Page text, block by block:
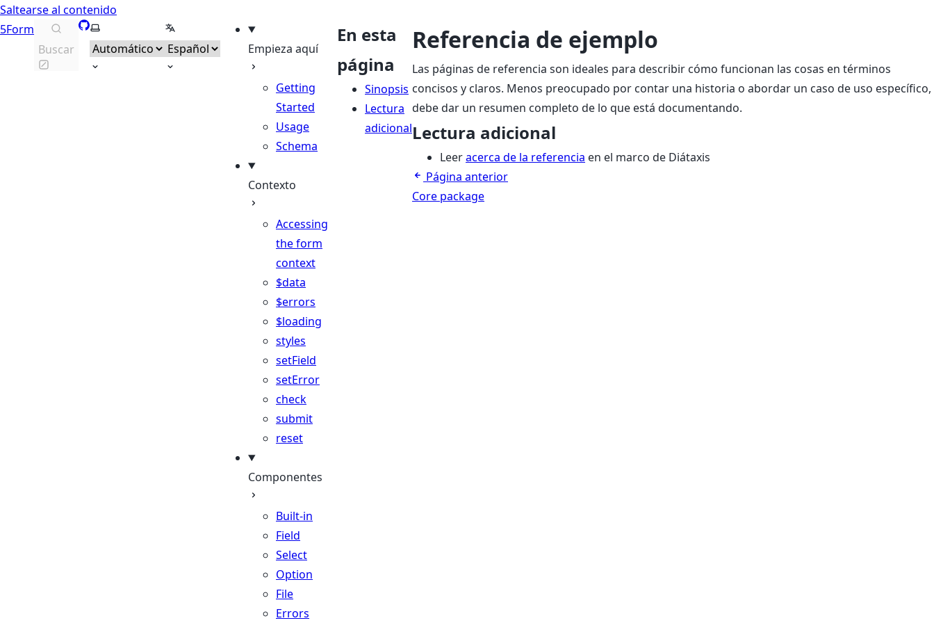
Saltearse al contenido
5Form
Buscar
GitHub
Seleccionar temaSeleccionar idioma
Empieza aquí
Getting
Started
Usage
Schema
Contexto
Accessing
the form
context
$data
$errors
$loading
styles
setField
setError
check
submit
reset
Componentes
Built-in
Field
Select
Option
File
Errors
En esta
página
Sinopsis
Lectura
adicional
Referencia de ejemplo
Las páginas de referencia son ideales para describir cómo funcionan las cosas en términos
concisos y claros. Menos preocupado por contar una historia o abordar un caso de uso específico,
debe dar un resumen completo de lo que está documentando.
Lectura adicional
Leeracerca de la referencia en el marco de Diátaxis
Página anterior
Core package